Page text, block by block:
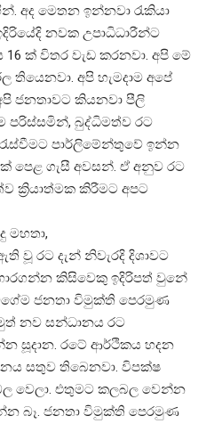
අද මෙතන ඉන්නවා රැකියා
නවක උපාධිධාරීන්ට
16 ක් විතර වැඩ කරනවා. අපි මේ
අපි හැමදාම අපේ
ජනතාවට කියනවා පීලි
පරිස්සමින්, බුද්ධිමත්ව රට
පාර්ලිමේන්තුවේ ඉන්න
පෙළ ගැසී අවසන්. ඒ අනුව රට
ක්‍රියාත්මක කිරීමට අපට
මහතා,
වූ රට දැන් නිවැරදි දිශාවට
කිසිවෙකු ඉදිරිපත් වුනේ
ජනතා විමුක්ති පෙරමුණ
නව සන්ධානය රට
සූදාන. රටේ ආර්ථිකය හදන
සතුව තිබෙනවා. විපක්ෂ
වෙලා. එතුමට කලබල වෙන්න
බෑ. ජනතා විමුක්ති පෙරමුණ